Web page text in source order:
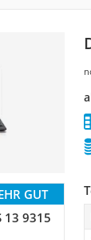
GUT
13 9315